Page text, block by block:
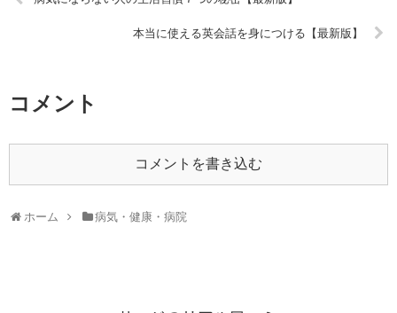
本当に使える英会話を身につける【最新版】
コメント
コメントを書き込む
ホーム 病気・健康・病院